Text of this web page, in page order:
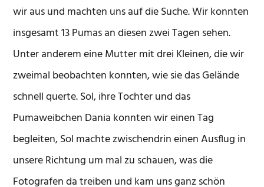
wir aus und machten uns auf die Suche. Wir konnten
insgesamt 13 Pumas an diesen zwei Tagen sehen.
Unter anderem eine Mutter mit drei Kleinen, die wir
zweimal beobachten konnten, wie sie das Gelände
schnell querte. Sol, ihre Tochter und das
Pumaweibchen Dania konnten wir einen Tag
begleiten, Sol machte zwischendrin einen Ausflug in
unsere Richtung um mal zu schauen, was die
Fotografen da treiben und kam uns ganz schön